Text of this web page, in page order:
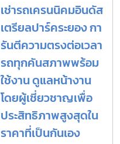
เช่ารถเครนนิคมอินดัส
เตรียลปาร์คระยอง กา
รันตีความตรงต่อเวลา
รถทุกคันสภาพพร้อม
ใช้งาน ดูแลหน้างาน
โดยผู้เชี่ยวชาญเพื่อ
ประสิทธิภาพสูงสุดใน
ราคาที่เป็นกันเอง